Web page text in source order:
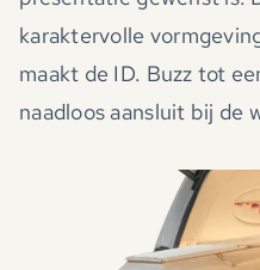
karaktervolle
maakt de ID. Buzz tot
naadloos aansluit bij de